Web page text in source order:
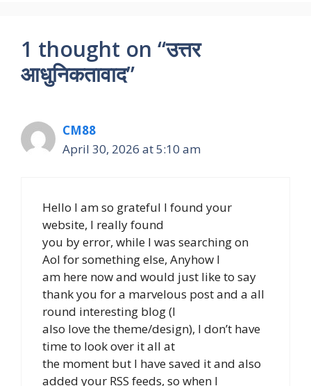
1 thought on “उत्तर
आधुनिकतावाद”
CM88
April 30, 2026 at 5:10 am
Hello I am so grateful I found your
website, I really found
you by error, while I was searching on
Aol for something else, Anyhow I
am here now and would just like to say
thank you for a marvelous post and a all
round interesting blog (I
also love the theme/design), I don’t have
time to look over it all at
the moment but I have saved it and also
added your RSS feeds, so when I